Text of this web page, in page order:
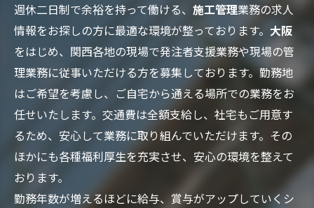
週休二日制で余裕を持って働ける、 施工管理業務の求人
情報をお探しの方に最適な環境が整っております。 大阪
をはじめ、関西各地の現場で発注者支援業務や現場の管
理業務に従事いただける方を募集しております。勤務地
はご希望を考慮し、ご自宅から通える場所での業務をお
任せいたします。交通費は全額支給し、社宅もご用意す
るため、安心して業務に取り組んでいただけます。その
ほかにも各種福利厚生を充実させ、安心の環境を整えて
おります。
勤務年数が増えるほどに給与、賞与がアップしていくシ